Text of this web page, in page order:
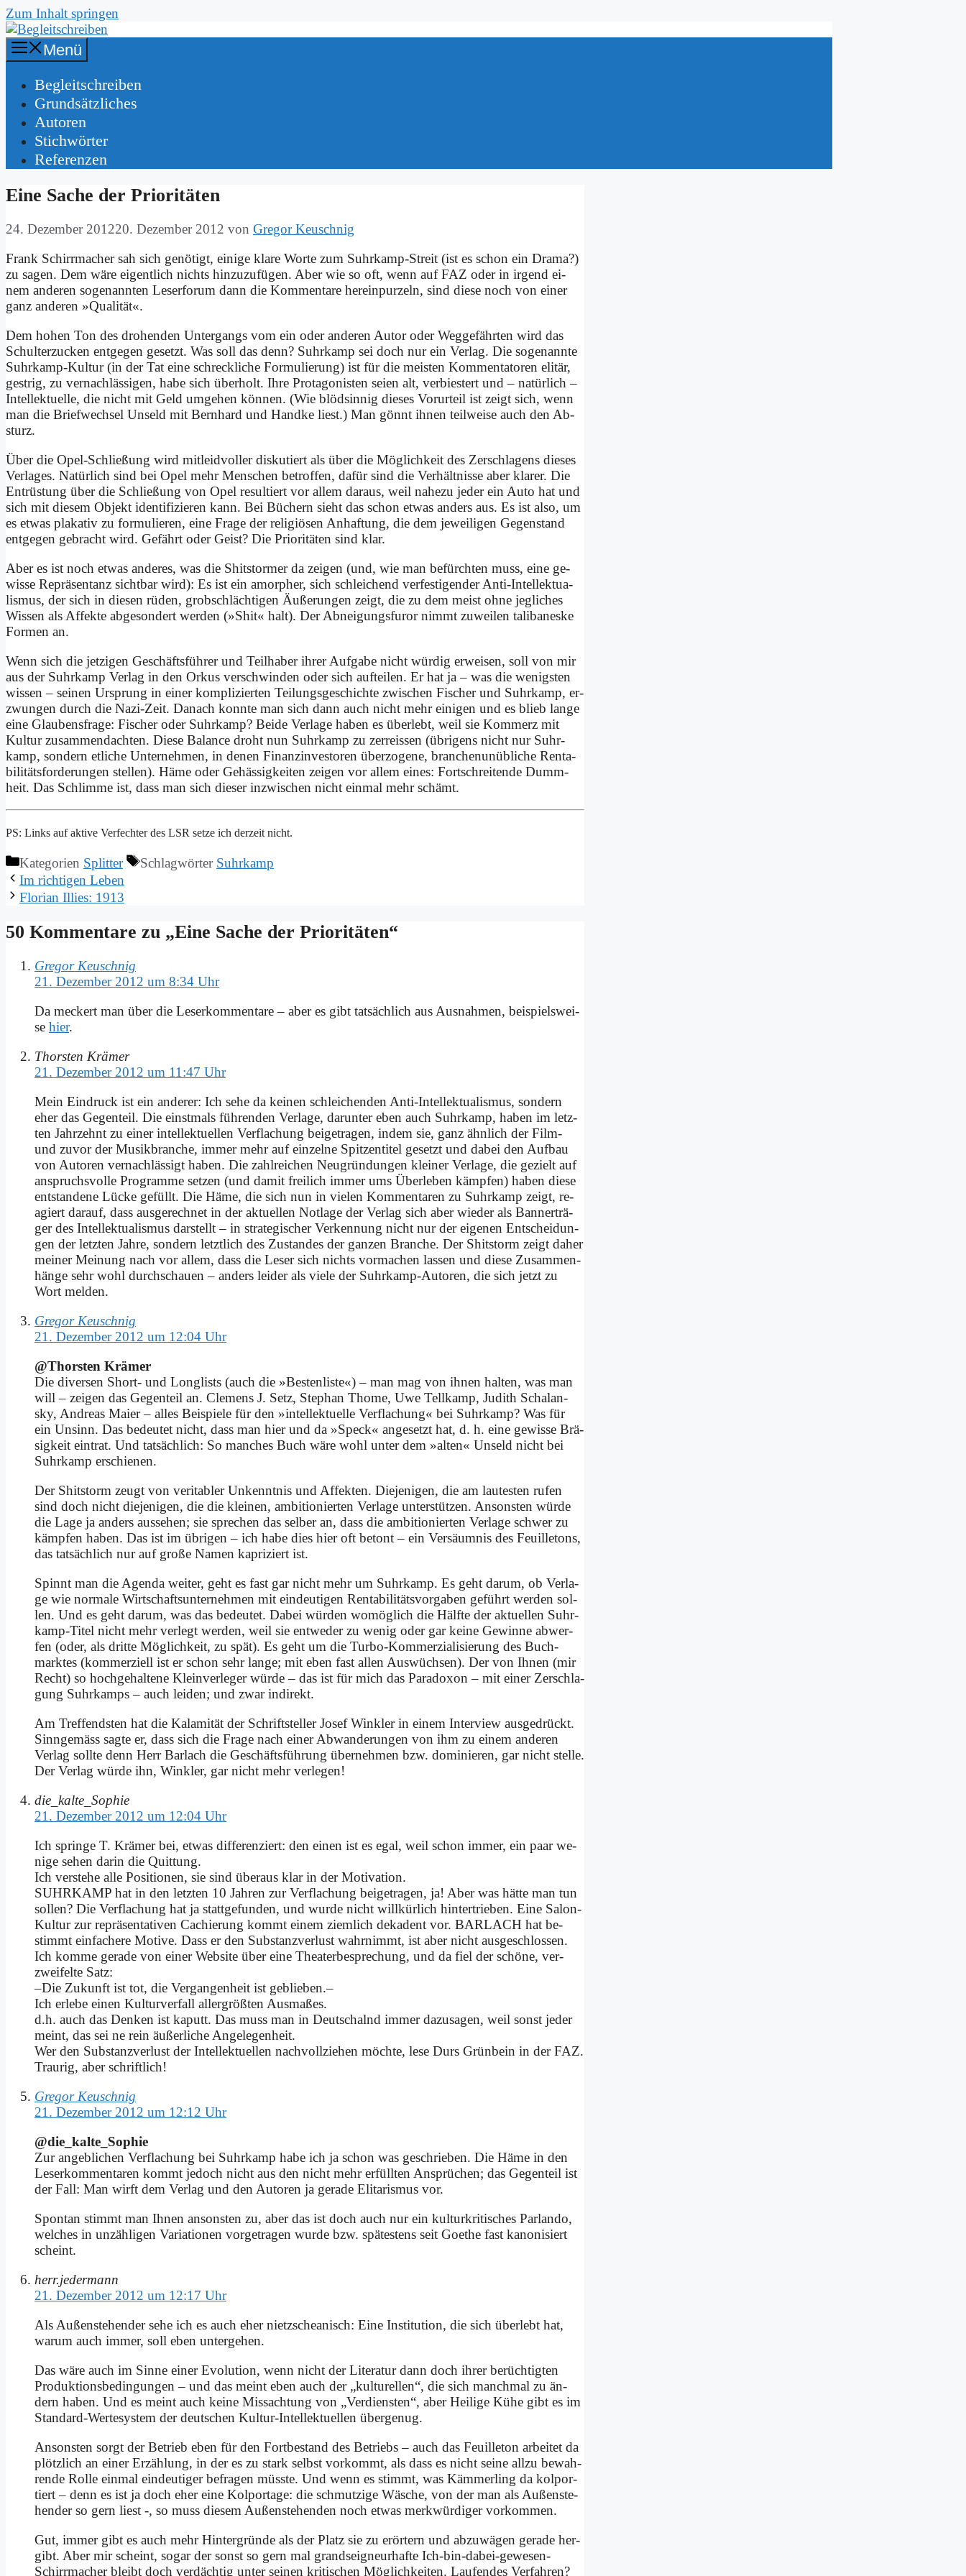
Zum Inhalt springen
Menü
Be­gleit­schrei­ben
Grund­sätz­li­ches
Au­toren
Stich­wör­ter
Re­fe­ren­zen
Ei­ne Sa­che der Prio­ri­tä­ten
24. Dezember 201220. Dezember 2012 von Gregor Keuschnig
Frank Schirr­ma­cher sah sich ge­nö­tigt, ei­ni­ge kla­re Wor­te zum Suhr­kamp-Streit (ist es schon ein Dra­ma?)
zu sa­gen. Dem wä­re ei­gent­lich nichts hin­zu­zu­fü­gen. Aber wie so oft, wenn auf FAZ oder in ir­gend ei­
nem an­de­ren so­ge­nann­ten Le­ser­fo­rum dann die Kom­men­ta­re her­ein­pur­zeln, sind die­se noch von ei­ner
ganz an­de­ren »Qua­li­tät«.
Dem ho­hen Ton des dro­hen­den Un­ter­gangs vom ein oder an­de­ren Au­tor oder Weg­ge­fähr­ten wird das
Schul­ter­zucken ent­ge­gen ge­setzt. Was soll das denn? Suhr­kamp sei doch nur ein Ver­lag. Die so­ge­nann­te
Suhr­kamp-Kul­tur (in der Tat ei­ne schreck­li­che For­mu­lie­rung) ist für die mei­sten Kom­men­ta­to­ren eli­tär,
gest­rig, zu ver­nach­läs­si­gen, ha­be sich über­holt. Ih­re Prot­ago­ni­sten sei­en alt, ver­bie­stert und – na­tür­lich –
In­tel­lek­tu­el­le, die nicht mit Geld um­ge­hen kön­nen. (Wie blöd­sin­nig die­ses Vor­ur­teil ist zeigt sich, wenn
man die Brief­wech­sel Un­seld mit Bern­hard und Hand­ke liest.) Man gönnt ih­nen teil­wei­se auch den Ab­
sturz.
Über die Opel-Schlie­ßung wird mit­leid­vol­ler dis­ku­tiert als über die Mög­lich­keit des Zer­schla­gens die­ses
Ver­la­ges. Na­tür­lich sind bei Opel mehr Men­schen be­trof­fen, da­für sind die Ver­hält­nis­se aber kla­rer. Die
Ent­rü­stung über die Schlie­ßung von Opel re­sul­tiert vor al­lem dar­aus, weil na­he­zu je­der ein Au­to hat und
sich mit die­sem Ob­jekt iden­ti­fi­zie­ren kann. Bei Bü­chern sieht das schon et­was an­ders aus. Es ist al­so, um
es et­was pla­ka­tiv zu for­mu­lie­ren, ei­ne Fra­ge der re­li­giö­sen An­haf­tung, die dem je­wei­li­gen Ge­gen­stand
ent­ge­gen ge­bracht wird. Ge­fährt oder Geist? Die Prio­ri­tä­ten sind klar.
Aber es ist noch et­was an­de­res, was die Shits­tor­mer da zei­gen (und, wie man be­fürch­ten muss, ei­ne ge­
wis­se Re­prä­sen­tanz sicht­bar wird): Es ist ein amor­pher, sich schlei­chend ver­fe­sti­gen­der An­ti-In­tel­lek­tua­
lis­mus, der sich in die­sen rü­den, grob­schläch­ti­gen Äu­ße­run­gen zeigt, die zu dem meist oh­ne jeg­li­ches
Wis­sen als Af­fek­te ab­ge­son­dert wer­den (»Shit« halt). Der Ab­nei­gungs­fu­ror nimmt zu­wei­len ta­li­ba­nes­ke
For­men an.
Wenn sich die jet­zi­gen Ge­schäfts­füh­rer und Teil­ha­ber ih­rer Auf­ga­be nicht wür­dig er­wei­sen, soll von mir
aus der Suhr­kamp Ver­lag in den Or­kus ver­schwin­den oder sich auf­tei­len. Er hat ja – was die we­nig­sten
wis­sen – sei­nen Ur­sprung in ei­ner kom­pli­zier­ten Tei­lungs­ge­schich­te zwi­schen Fi­scher und Suhr­kamp, er­
zwun­gen durch die Na­zi-Zeit. Da­nach konn­te man sich dann auch nicht mehr ei­ni­gen und es blieb lan­ge
ei­ne Glau­bens­fra­ge: Fi­scher oder Suhr­kamp? Bei­de Ver­la­ge ha­ben es über­lebt, weil sie Kom­merz mit
Kul­tur zu­sam­men­d­ach­ten. Die­se Ba­lan­ce droht nun Suhr­kamp zu zer­rei­ssen (üb­ri­gens nicht nur Suhr­
kamp, son­dern et­li­che Un­ter­neh­men, in de­nen Fi­nanz­in­ve­sto­ren über­zo­ge­ne, bran­chen­un­üb­li­che Ren­ta­
bi­li­täts­for­de­run­gen stel­len). Hä­me oder Ge­häs­sig­kei­ten zei­gen vor al­lem ei­nes: Fort­schrei­ten­de Dumm­
heit. Das Schlim­me ist, dass man sich die­ser in­zwi­schen nicht ein­mal mehr schämt.
PS: Links auf ak­ti­ve Ver­fech­ter des LSR set­ze ich der­zeit nicht.
Kategorien Splitter Schlagwörter Suhrkamp
Im rich­ti­gen Le­ben
Flo­ri­an Il­lies: 1913
50 Kommentare zu „Ei­ne Sa­che der Prio­ri­tä­ten“
Gregor Keuschnig
21. Dezember 2012 um 8:34 Uhr
Da meckert man über die Le­ser­kom­men­ta­re – aber es gibt tat­säch­lich aus Aus­nah­men, bei­spiels­wei­
se hier.
Thorsten Krämer
21. Dezember 2012 um 11:47 Uhr
Mein Ein­druck ist ein an­de­rer: Ich se­he da kei­nen schlei­chen­den An­ti-In­tel­lek­tua­lis­mus, son­dern
eher das Ge­gen­teil. Die einst­mals füh­ren­den Ver­la­ge, dar­un­ter eben auch Suhr­kamp, ha­ben im letz­
ten Jahr­zehnt zu ei­ner in­tel­lek­tu­el­len Ver­fla­chung bei­getra­gen, in­dem sie, ganz ähn­lich der Film-
und zu­vor der Mu­sik­bran­che, im­mer mehr auf ein­zel­ne Spit­zen­ti­tel ge­setzt und da­bei den Auf­bau
von Au­toren ver­nach­läs­sigt ha­ben. Die zahl­rei­chen Neu­grün­dun­gen klei­ner Ver­la­ge, die ge­zielt auf
an­spruchs­vol­le Pro­gram­me set­zen (und da­mit frei­lich im­mer ums Über­le­ben kämp­fen) ha­ben die­se
ent­stan­de­ne Lücke ge­füllt. Die Hä­me, die sich nun in vie­len Kom­men­ta­ren zu Suhr­kamp zeigt, re­
agiert dar­auf, dass aus­ge­rech­net in der ak­tu­el­len Not­la­ge der Ver­lag sich aber wie­der als Ban­ner­trä­
ger des In­tel­lek­tua­lis­mus dar­stellt – in stra­te­gi­scher Ver­ken­nung nicht nur der ei­ge­nen Ent­schei­dun­
gen der letz­ten Jah­re, son­dern letzt­lich des Zu­stan­des der gan­zen Bran­che. Der Shits­torm zeigt da­her
mei­ner Mei­nung nach vor al­lem, dass die Le­ser sich nichts vor­ma­chen las­sen und die­se Zu­sam­men­
hän­ge sehr wohl durch­schau­en – an­ders lei­der als vie­le der Suhr­kamp-Au­toren, die sich jetzt zu
Wort mel­den.
Gregor Keuschnig
21. Dezember 2012 um 12:04 Uhr
@Thorsten Krä­mer
Die di­ver­sen Short- und Longlists (auch die »Be­sten­li­ste«) – man mag von ih­nen hal­ten, was man
will – zei­gen das Ge­gen­teil an. Cle­mens J. Setz, Ste­phan Thome, Uwe Tell­kamp, Ju­dith Schal­an­
sky, An­dre­as Mai­er – al­les Bei­spie­le für den »in­tel­lek­tu­el­le Ver­fla­chung« bei Suhr­kamp? Was für
ein Un­sinn. Das be­deu­tet nicht, dass man hier und da »Speck« an­ge­setzt hat, d. h. ei­ne ge­wis­se Brä­
sig­keit ein­trat. Und tat­säch­lich: So man­ches Buch wä­re wohl un­ter dem »al­ten« Un­seld nicht bei
Suhr­kamp er­schie­nen.
Der Shits­torm zeugt von ve­ri­ta­bler Un­kennt­nis und Af­fek­ten. Die­je­ni­gen, die am lau­te­sten ru­fen
sind doch nicht die­je­ni­gen, die die klei­nen, am­bi­tio­nier­ten Ver­la­ge un­ter­stüt­zen. An­son­sten wür­de
die La­ge ja an­ders aus­se­hen; sie spre­chen das sel­ber an, dass die am­bi­tio­nier­ten Ver­la­ge schwer zu
kämp­fen ha­ben. Das ist im üb­ri­gen – ich ha­be dies hier oft be­tont – ein Ver­säum­nis des Feuil­le­tons,
das tat­säch­lich nur auf gro­ße Na­men ka­pri­ziert ist.
Spinnt man die Agen­da wei­ter, geht es fast gar nicht mehr um Suhr­kamp. Es geht dar­um, ob Ver­la­
ge wie nor­ma­le Wirt­schafts­un­ter­neh­men mit ein­deu­ti­gen Ren­ta­bi­li­täts­vor­ga­ben ge­führt wer­den sol­
len. Und es geht dar­um, was das be­deu­tet. Da­bei wür­den wo­mög­lich die Hälf­te der ak­tu­el­len Suhr­
kamp-Ti­tel nicht mehr ver­legt wer­den, weil sie ent­we­der zu we­nig oder gar kei­ne Ge­win­ne ab­wer­
fen (oder, als drit­te Mög­lich­keit, zu spät). Es geht um die Tur­bo-Kom­mer­zia­li­sie­rung des Buch­
mark­tes (kom­mer­zi­ell ist er schon sehr lan­ge; mit eben fast al­len Aus­wüch­sen). Der von Ih­nen (mir
Recht) so hoch­ge­hal­te­ne Klein­ver­le­ger wür­de – das ist für mich das Pa­ra­do­xon – mit ei­ner Zer­schla­
gung Suhr­kamps – auch lei­den; und zwar in­di­rekt.
Am Tref­fend­sten hat die Ka­la­mi­tät der Schrift­stel­ler Jo­sef Wink­ler in ei­nem In­ter­view aus­ge­drückt.
Sinn­ge­mäss sag­te er, dass sich die Fra­ge nach ei­ner Ab­wan­de­run­gen von ihm zu ei­nem an­de­ren
Ver­lag soll­te denn Herr Bar­lach die Ge­schäfts­füh­rung über­neh­men bzw. do­mi­nie­ren, gar nicht stel­le.
Der Ver­lag wür­de ihn, Wink­ler, gar nicht mehr ver­le­gen!
die_kalte_Sophie
21. Dezember 2012 um 12:04 Uhr
Ich sprin­ge T. Krä­mer bei, et­was dif­fe­ren­ziert: den ei­nen ist es egal, weil schon im­mer, ein paar we­
ni­ge se­hen dar­in die Quit­tung.
Ich ver­ste­he al­le Po­si­tio­nen, sie sind über­aus klar in der Mo­ti­va­ti­on.
SUHRKAMP hat in den letz­ten 10 Jah­ren zur Ver­fla­chung bei­getra­gen, ja! Aber was hät­te man tun
sol­len? Die Ver­fla­chung hat ja statt­ge­fun­den, und wur­de nicht will­kür­lich hin­ter­trie­ben. Ei­ne Sa­lon-
Kul­tur zur re­prä­sen­ta­ti­ven Cachie­rung kommt ei­nem ziem­lich de­ka­dent vor. BARLACH hat be­
stimmt ein­fa­che­re Mo­ti­ve. Dass er den Sub­stanz­ver­lust wahr­nimmt, ist aber nicht aus­ge­schlos­sen.
Ich kom­me ge­ra­de von ei­ner Web­site über ei­ne Thea­ter­be­spre­chung, und da fiel der schö­ne, ver­
zwei­fel­te Satz:
–Die Zu­kunft ist tot, die Ver­gan­gen­heit ist ge­blie­ben.–
Ich er­le­be ei­nen Kul­tur­ver­fall al­ler­größ­ten Aus­ma­ßes.
d.h. auch das Den­ken ist ka­putt. Das muss man in Deutschal­nd im­mer da­zu­sa­gen, weil sonst je­der
meint, das sei ne rein äu­ßer­li­che An­ge­le­gen­heit.
Wer den Sub­stanz­ver­lust der In­tel­lek­tu­el­len nach­voll­zie­hen möch­te, le­se Durs Grün­bein in der FAZ.
Trau­rig, aber schrift­lich!
Gregor Keuschnig
21. Dezember 2012 um 12:12 Uhr
@die_kalte_Sophie
Zur an­geb­li­chen Ver­fla­chung bei Suhr­kamp ha­be ich ja schon was ge­schrie­ben. Die Hä­me in den
Le­ser­kom­men­ta­ren kommt je­doch nicht aus den nicht mehr er­füll­ten An­sprü­chen; das Ge­gen­teil ist
der Fall: Man wirft dem Ver­lag und den Au­toren ja ge­ra­de Eli­ta­ris­mus vor.
Spon­tan stimmt man Ih­nen an­son­sten zu, aber das ist doch auch nur ein kul­tur­kri­ti­sches Par­lan­do,
wel­ches in un­zäh­li­gen Va­ria­tio­nen vor­ge­tra­gen wur­de bzw. spä­te­stens seit Goe­the fast ka­no­ni­siert
scheint.
herr.jedermann
21. Dezember 2012 um 12:17 Uhr
Als Au­ßen­ste­hen­der se­he ich es auch eher nietz­schea­nisch: Ei­ne In­sti­tu­ti­on, die sich über­lebt hat,
war­um auch im­mer, soll eben un­ter­ge­hen.
Das wä­re auch im Sin­ne ei­ner Evo­lu­ti­on, wenn nicht der Li­te­ra­tur dann doch ih­rer be­rüch­tig­ten
Pro­duk­ti­ons­be­din­gun­gen – und das meint eben auch der „kul­tu­rel­len“, die sich manch­mal zu än­
dern ha­ben. Und es meint auch kei­ne Miss­ach­tung von „Ver­dien­sten“, aber Hei­li­ge Kü­he gibt es im
Stan­dard-Wer­te­sy­stem der deut­schen Kul­tur-In­tel­lek­tu­el­len über­ge­nug.
An­son­sten sorgt der Be­trieb eben für den Fort­be­stand des Be­triebs – auch das Feuil­le­ton ar­bei­tet da
plötz­lich an ei­ner Er­zäh­lung, in der es zu stark selbst vor­kommt, als dass es nicht sei­ne all­zu be­wah­
ren­de Rol­le ein­mal ein­deu­ti­ger be­fra­gen müss­te. Und wenn es stimmt, was Käm­mer­ling da kol­por­
tiert – denn es ist ja doch eher ei­ne Kol­por­ta­ge: die schmut­zi­ge Wä­sche, von der man als Au­ßen­ste­
hen­der so gern liest -, so muss die­sem Au­ßen­ste­hen­den noch et­was merk­wür­di­ger vor­kom­men.
Gut, im­mer gibt es auch mehr Hin­ter­grün­de als der Platz sie zu er­ör­tern und ab­zu­wä­gen ge­ra­de her­
gibt. Aber mir scheint, so­gar der sonst so gern mal grand­sei­gneurhaf­te Ich-bin-da­bei-ge­we­sen-
Schirr­ma­cher bleibt doch ver­däch­tig un­ter sei­nen kri­ti­schen Mög­lich­kei­ten. Lau­fen­des Ver­fah­ren?